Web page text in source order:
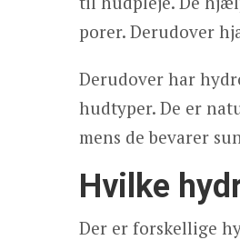
porer. Derudover
Derudover har
hudtyper. De er
mens de bevarer
Hvilke
Der er forskellige